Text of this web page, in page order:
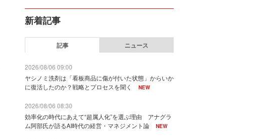
新着記事
記事 ニュース
2026/08/06 09:00
ヤシノミ洗剤は「看板商品に傷が付いた状態」からいか
に復活したのか？戦略とプロセスを聞く
NEW
2026/08/06 08:30
効率化の時代にあえて“超属人化”を選ぶ理由 アナグラ
ム阿部氏が語るAI時代の経営・マネジメント論
NEW